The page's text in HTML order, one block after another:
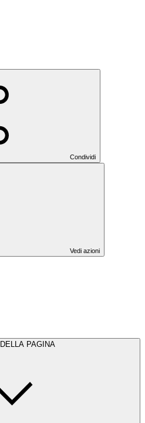
Condividi
Vedi azioni
INDICE DELLA PAGINA